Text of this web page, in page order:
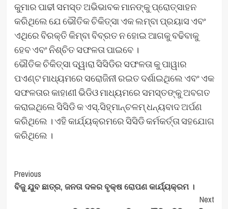
କୁମାର ପାଢୀ ସମସ୍ତ ଅଭିଭାବକ ମାନଙ୍କୁ ପ୍ରୋତ୍ସାହନ
କରିଥିଲେ ଯେ ଭୌତିକ ଚିକିତ୍ସା ଏକ ଲମ୍ବା ପ୍ରୟାସ ଏବଂ
ଏଥିରେ ବିରକ୍ତି କିମ୍ବା ବିବ୍ରତ ନ ହୋଇ ଆଗକୁ ବଢିବାକୁ
ହେବ ଏବଂ ନିଶ୍ଚିତ ସଫଳତା ପାଇବେ ।
ଭୌତିକ ଚିକିତ୍ସା ଦ୍ୱାରା ସିସିଡିର ସଫଳତା କୁ ପାୱାର
ପଏଣ୍ଟ ମାଧ୍ୟମରେ ସରୋଜିନୀ ରଇତ ଦର୍ଶାଇଥିଲେ ଏବଂ ଏକ
ସଫଳତାର କାହାଣୀ ଭିଡିଓ ମାଧ୍ୟମରେ ସମସ୍ତଙ୍କୁ ଅବଗତ
କରାଇଥିଲେ ସିସିଡି କ ଏସ୍.ସିହ୍ମାନ୍ଚଳମ୍ ଧନ୍ୟବାଦ ଅର୍ପଣ
କରିଥିଲେ । ଏହି କାର୍ଯ୍ୟକ୍ରମରେ ସିସିଡି କର୍ମକର୍ତ୍ତା ସହଯୋଗ
କରିଥିଲେ ।
Post
Navigation
Previous
ବିଜୁ ଯୁବ ଛାତ୍ର, ଜନତା ଦଳର ବୃକ୍ଷ ରୋପଣ କାର୍ଯ୍ୟକ୍ରମ ।
Next